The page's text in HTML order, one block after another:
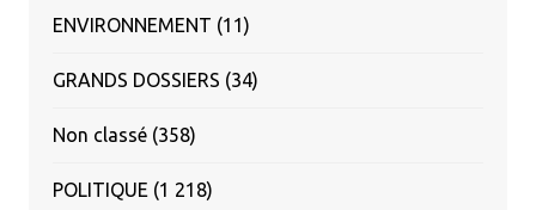
ENVIRONNEMENT (11)
GRANDS DOSSIERS (34)
Non classé(358)
POLITIQUE (1 218)